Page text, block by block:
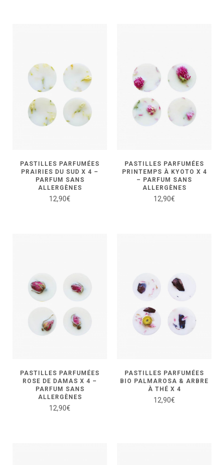
PASTILLES PARFUMÉES
PRAIRIES DU SUD X 4 –
PARFUM SANS
ALLERGÈNES
12,90€
PASTILLES PARFUMÉES
PRINTEMPS À KYOTO X 4
– PARFUM SANS
ALLERGÈNES
12,90€
PASTILLES PARFUMÉES
ROSE DE DAMAS X 4 –
PARFUM SANS
ALLERGÈNES
12,90€
PASTILLES PARFUMÉES
BIO PALMAROSA & ARBRE
À THÉ X 4
12,90€